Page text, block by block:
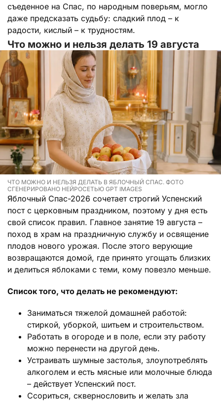
съеденное на Спас, по народным поверьям, могло
даже предсказать судьбу: сладкий плод – к
радости, кислый – к трудностям.
Что можно и нельзя делать 19 августа
ЧТО МОЖНО И НЕЛЬЗЯ ДЕЛАТЬ В ЯБЛОЧНЫЙ СПАС. ФОТО
СГЕНЕРИРОВАНО НЕЙРОСЕТЬЮ GPT IMAGES
Яблочный Спас-2026 сочетает строгий Успенский
пост с церковным праздником, поэтому у дня есть
свой список правил. Главное занятие 19 августа –
поход в храм на праздничную службу и освящение
плодов нового урожая. После этого верующие
возвращаются домой, где принято угощать близких
и делиться яблоками с теми, кому повезло меньше.
Список того, что делать не рекомендуют:
Заниматься тяжелой домашней работой:
стиркой, уборкой, шитьем и строительством.
Работать в огороде и в поле, если эту работу
можно перенести на другой день.
Устраивать шумные застолья, злоупотреблять
алкоголем и есть мясные или молочные блюда
– действует Успенский пост.
Ссориться, сквернословить и желать зла